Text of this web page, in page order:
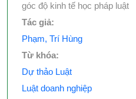
góc độ kinh tế học pháp luật
Tác giả:
Phạm, Trí Hùng
Từ khóa:
Dự thảo Luật
Luật doanh nghiệp